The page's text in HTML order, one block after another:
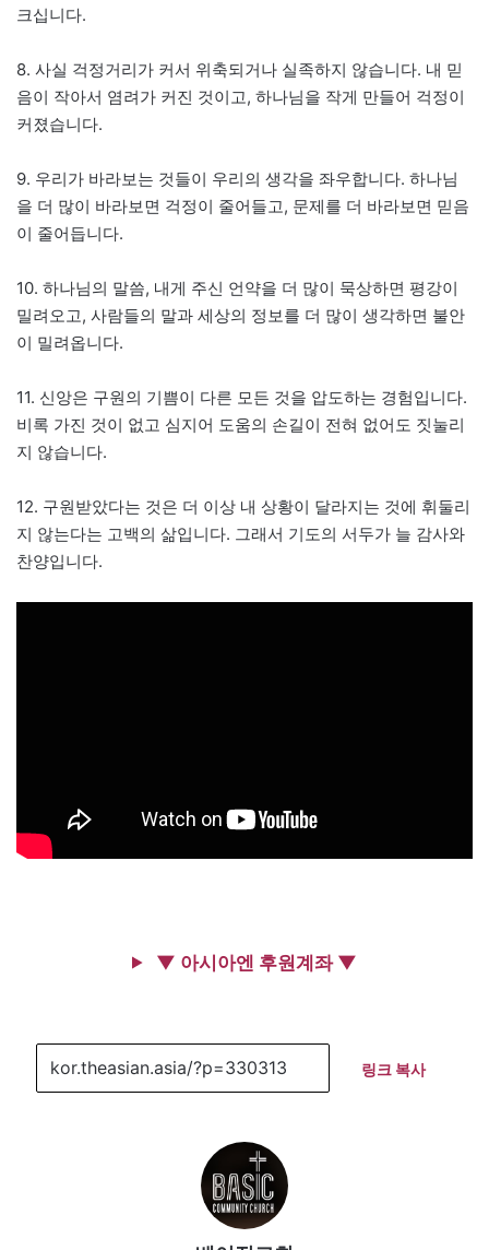
크십니다.
8. 사실 걱정거리가 커서 위축되거나 실족하지 않습니다. 내 믿
음이 작아서 염려가 커진 것이고, 하나님을 작게 만들어 걱정이
커졌습니다.
9. 우리가 바라보는 것들이 우리의 생각을 좌우합니다. 하나님
을 더 많이 바라보면 걱정이 줄어들고, 문제를 더 바라보면 믿음
이 줄어듭니다.
10. 하나님의 말씀, 내게 주신 언약을 더 많이 묵상하면 평강이
밀려오고, 사람들의 말과 세상의 정보를 더 많이 생각하면 불안
이 밀려옵니다.
11. 신앙은 구원의 기쁨이 다른 모든 것을 압도하는 경험입니다.
비록 가진 것이 없고 심지어 도움의 손길이 전혀 없어도 짓눌리
지 않습니다.
12. 구원받았다는 것은 더 이상 내 상황이 달라지는 것에 휘둘리
지 않는다는 고백의 삶입니다. 그래서 기도의 서두가 늘 감사와
찬양입니다.
▼ 아시아엔 후원계좌 ▼
링크 복사